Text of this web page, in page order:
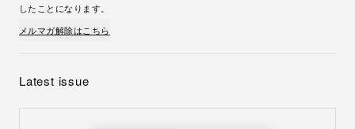
したことになります。
メルマガ解除はこちら
Latest issue